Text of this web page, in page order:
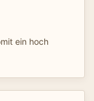
ein hoch